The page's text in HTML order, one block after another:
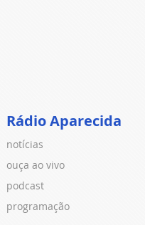
Rádio Aparecida
notícias
ouça ao vivo
podcast
programação